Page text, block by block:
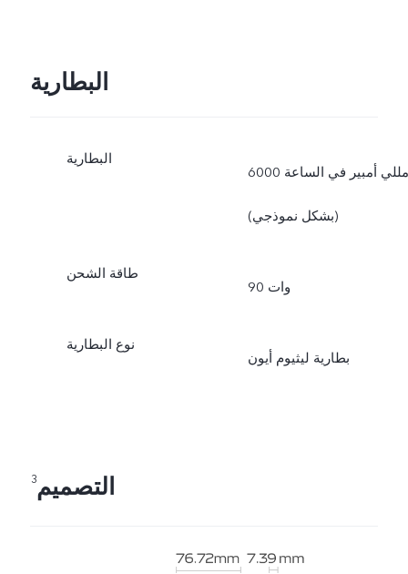
البطارية
البطارية
6000 مللي أمبير في الساعة
(بشكل نموذجي)
طاقة الشحن
90 وات
نوع البطارية
بطارية ليثيوم أيون
التصميم3